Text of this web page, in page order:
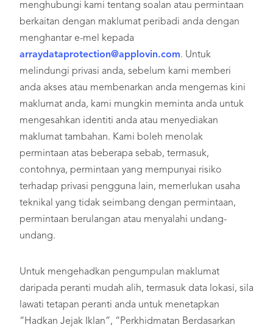
menghubungi kami tentang soalan atau permintaan
berkaitan dengan maklumat peribadi anda dengan
menghantar e-mel kepada
arraydataprotection@applovin.com. Untuk
melindungi privasi anda, sebelum kami memberi
anda akses atau membenarkan anda mengemas kini
maklumat anda, kami mungkin meminta anda untuk
mengesahkan identiti anda atau menyediakan
maklumat tambahan. Kami boleh menolak
permintaan atas beberapa sebab, termasuk,
contohnya, permintaan yang mempunyai risiko
terhadap privasi pengguna lain, memerlukan usaha
teknikal yang tidak seimbang dengan permintaan,
permintaan berulangan atau menyalahi undang-
undang.
Untuk mengehadkan pengumpulan maklumat
daripada peranti mudah alih, termasuk data lokasi, sila
lawati tetapan peranti anda untuk menetapkan
“Hadkan Jejak Iklan”, “Perkhidmatan Berdasarkan